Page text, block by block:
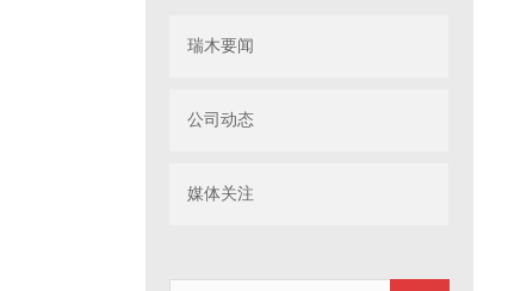
瑞木要闻
公司动态
媒体关注